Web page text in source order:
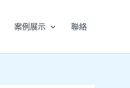
案例展示 聯絡